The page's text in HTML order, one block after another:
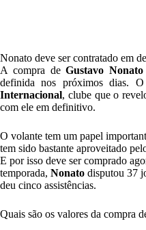
Nonato deve ser contratado em
A compra deGustavo Nonato
definida nos próximos dias.
Internacional, clube que o
com ele em definitivo.
O volante tem um papel
tem sido bastante aproveitado
E por isso deve ser comprado
temporada, Nonato disputou 37
deu cinco assistências.
Quais são os valores da compra